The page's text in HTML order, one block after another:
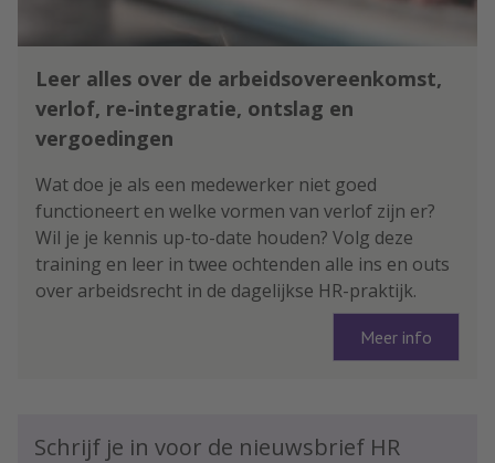
Leer alles over de arbeidsovereenkomst,
verlof, re-integratie, ontslag en
vergoedingen
Wat doe je als een medewerker niet goed
functioneert en welke vormen van verlof zijn er?
Wil je je kennis up-to-date houden? Volg deze
training en leer in twee ochtenden alle ins en outs
over arbeidsrecht in de dagelijkse HR-praktijk.
Meer info
Schrijf je in voor de nieuwsbrief HR